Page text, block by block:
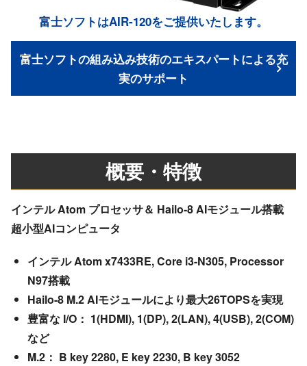
富士ソフトはAIR-120をご提供いたします。
富士ソフトの組み込み技術のエキスパートによる充
実のサポート
概要・特徴
インテル Atom プロセッサ＆ Hailo-8 AIモジュール搭載
超小型AIコンピュータ
インテル Atom x7433RE, Core i3-N305, Processor
N97搭載
Hailo-8 M.2 AIモジュールにより最大26TOPSを実現
豊富な I/O： 1(HDMI), 1(DP), 2(LAN), 4(USB), 2(COM)
など
M.2： B key 2280, E key 2230, B key 3052